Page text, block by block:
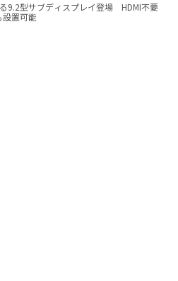
9.2型サブディスプレイ登場 HDMI不要
置可能